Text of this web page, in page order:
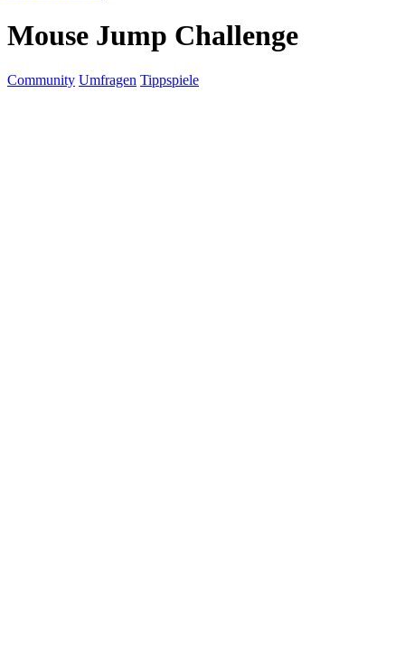
Mouse Jump Challenge
Community Umfragen Tippspiele